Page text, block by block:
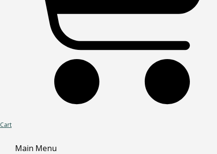
Cart
Main Menu